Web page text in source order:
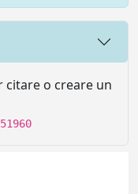
citare o creare un